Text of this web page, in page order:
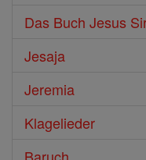
Das Buch Jesus
Jesaja
Jeremia
Klagelieder